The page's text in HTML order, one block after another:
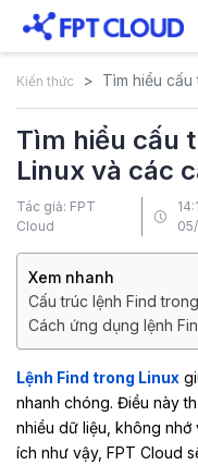
Kiến thức Tìm hiểu
Tìm hiểu cấu
Linux và các
Tác giả: FPT
Cloud
Xem nhanh
Cấu trúc lệnh Find
Cách ứng dụng lệnh
Lệnh Find trong Linux
nhanh chóng. Điều này
nhiều dữ liệu, không nhớ
ích như vậy, FPT Cloud